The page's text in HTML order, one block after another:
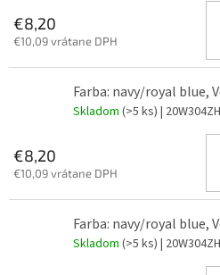
€8,20
€10,09 vrátane DPH
Farba: navy/royal blue,
Skladom (>5 ks) |
€8,20
€10,09 vrátane DPH
Farba: navy/royal blue,
Skladom (>5 ks) |